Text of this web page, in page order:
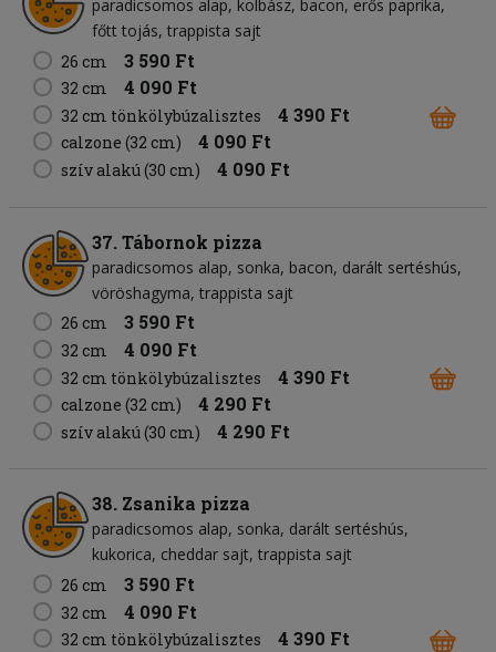
paradicsomos alap kolbász bacon erős paprika
főtt tojás trappista sajt
26 cm
3 590 Ft
32 cm 4 090 Ft
32 cm tönkölybúzalisztes 4 390 Ft
calzone (32 cm) 4 090 Ft
szív alakú (30 cm) 4 090 Ft
37. Tábornok pizza
paradicsomos alap sonka bacon darált sertéshús
vöröshagyma trappista sajt
26 cm
3 590 Ft
32 cm 4 090 Ft
32 cm tönkölybúzalisztes 4 390 Ft
calzone (32 cm) 4 290 Ft
szív alakú (30 cm) 4 290 Ft
38. Zsanika pizza
paradicsomos alap sonka darált sertéshús
kukorica cheddar sajt trappista sajt
26 cm
3 590 Ft
32 cm 4 090 Ft
32 cm tönkölybúzalisztes 4 390 Ft